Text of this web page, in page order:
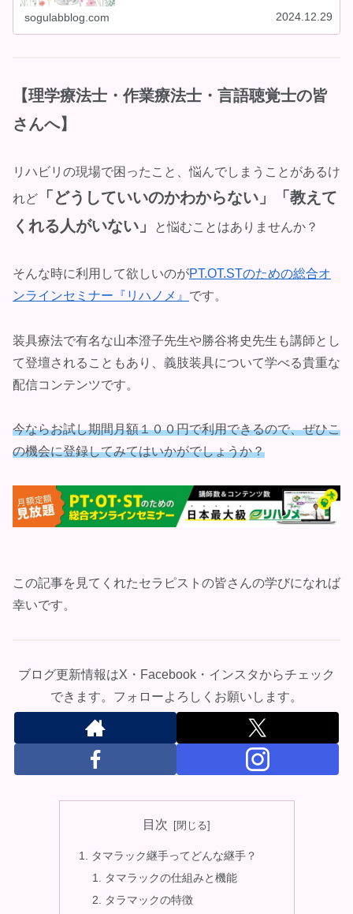
sogulabblog.com 2024.12.29
【理学療法士・作業療法士・言語聴覚士の皆
さんへ】
リハビリの現場で困ったこと、悩んでしまうことがあるけ
れど
「どうしていいのかわからない」「教えて
くれる人がいない」
と悩むことはありませんか？
そんな時に利用して欲しいのがPT.OT.STのための総合オ
ンラインセミナー『リハノメ』 です。
装具療法で有名な山本澄子先生や勝谷将史先生も講師とし
て登壇されることもあり、義肢装具について学べる貴重な
配信コンテンツです。
今ならお試し期間月額１００円で利用できるので、ぜひこ
の機会に登録してみてはいかがでしょうか？
この記事を見てくれたセラピストの皆さんの学びになれば
幸いです。
ブログ更新情報はX・Facebook・インスタからチェック
できます。フォローよろしくお願いします。
目次
タマラック継手ってどんな継手？
タマラックの仕組みと機能
タラマックの特徴